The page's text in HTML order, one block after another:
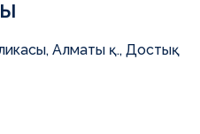
Алматы қ., Достық